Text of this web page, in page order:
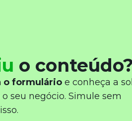
o conteúdo?
o formulário e conheça a
seu negócio. Simule sem